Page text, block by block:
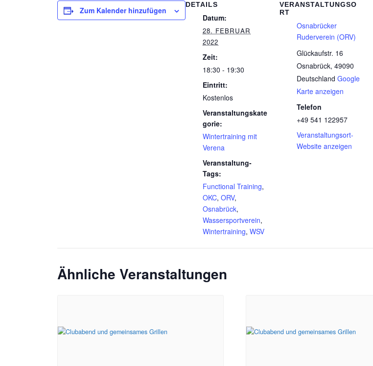
Zum Kalender hinzufügen
DETAILS
Datum:
28. FEBRUAR
2022
Zeit:
18:30 - 19:30
Eintritt:
Kostenlos
Veranstaltungskate
gorie:
Wintertraining mit
Verena
Veranstaltung-
Tags:
Functional Training,
OKC, ORV,
Osnabrück,
Wassersportverein,
Wintertraining, WSV
VERANSTALTUNGSO
RT
Osnabrücker
Ruderverein (ORV)
Glückaufstr. 16
Osnabrück, 49090
Deutschland Google
Karte anzeigen
Telefon
+49 541 122957
Veranstaltungsort-
Website anzeigen
Ähnliche Veranstaltungen